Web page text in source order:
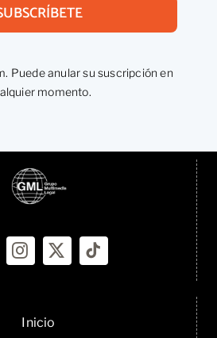
Puede anular su suscripción en
momento.
Inicio